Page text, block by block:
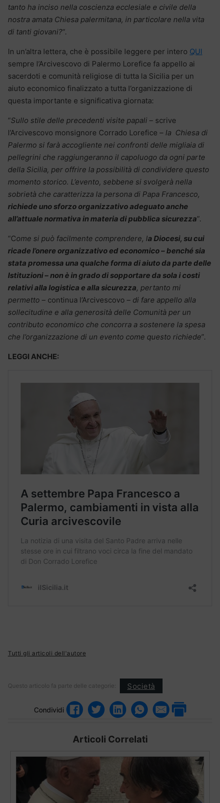
tanto ha inciso nella coscienza ecclesiale e civile della
nostra amata Chiesa palermitana, in particolare nella vita
di tanti giovani?“.
In un’altra lettera, che è possibile leggere per intero QUI
sempre l’Arcivescovo di Palermo Lorefice fa appello ai
sacerdoti e comunità religiose di tutta la Sicilia per un
aiuto economico finalizzato a tutta l’organizzazione di
questa importante e significativa giornata:
“Sullo stile delle precedenti visite papali – scrive
l’Arcivescovo monsignore Corrado Lorefice – la Chiesa di
Palermo si farà accogliente nei confronti delle migliaia di
pellegrini che raggiungeranno il capoluogo da ogni parte
della Sicilia, per offrire la possibilità di condividere questo
momento storico. L’evento, sebbene si svolgerà nella
sobrietà che caratterizza la persona di Papa Francesco,
richiede uno sforzo organizzativo adeguato anche
all’attuale normativa in materia di pubblica sicurezza”.
“Come si può facilmente comprendere, la Diocesi, su cui
ricade l’onere organizzativo ed economico – benché sia
stata promessa una qualche forma di aiuto da parte delle
Istituzioni – non è in grado di sopportare da sola i costi
relativi alla logistica e alla sicurezza, pertanto mi
permetto – continua l’Arcivescovo – di fare appello alla
sollecitudine e alla generosità delle Comunità per un
contributo economico che concorra a sostenere la spesa
che l’organizzazione di un evento come questo richiede”.
LEGGI ANCHE:
Tutti gli articoli dell'autore
Questo articolo fa parte delle categorie: Società
Condividi
Articoli Correlati